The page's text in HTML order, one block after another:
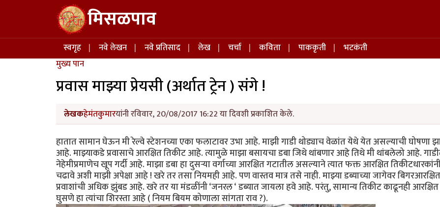
Skip to main content मिसळपाव
Main navigation
स्वगृह नवे लेखन नवे प्रतिसाद लेख चर्चा कविता पाककृती
भटकंती
मुख्य पान
प्रवास माझ्या प्रेयसी (अर्थात ट्रेन ) संगे !
लेखकहेमंतकुमारयांनी रविवार, 20/08/2017 16:22 या दिवशी प्रकाशित केले.
हातात सामान घेऊन मी रेल्वे स्टेशनच्या एका फलाटावर उभा आहे. माझी गाडी थोड्याच वेळांत येथे येत असल्याची घोषणा
आहे. माझ्याकडे प्रवासाचे आरक्षित तिकीट आहे. त्यामुळे माझा बसायचा डबा जिथे थांबणार आहे तिथे मी थांबलेलो आहे.
नेहेमीप्रमाणेच खूप गर्दी आहे. माझा डबा हा दुसऱ्या वर्गाच्या आरक्षित गटातील असल्याने त्यात फक्त आरक्षित
चढावे अशी माझी अपेक्षा आहे ! खरे तर तसा नियमही आहे. पण वास्तव मात्र तसे नाही. माझ्या डब्याच्या जागेवर बिगरआरक्षित
प्रवाशांची अधिक झुंबड आहे. खरे तर या मंडळींनी ‘जनरल ‘ डब्यात जायला हवे आहे. परंतु, सामान्य तिकीट काढूनही आरक्षित
घुसणे हा त्यांचा शिरस्ता आहे ( नियम बियम कोणाला सांगता राव ?).